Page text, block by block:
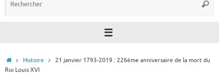
AccueilHistoire
21 janvier 1793-2019 : 226ème anniversaire de la mort du
Roi Louis XVI